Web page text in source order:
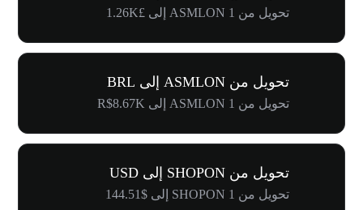
تحويل من 1 ASMLON إلى £1.26K
تحويل من ASMLON إلى BRL
تحويل من 1 ASMLON إلى R$8.67K
تحويل من SHOPON إلى USD
تحويل من 1 SHOPON إلى $144.51